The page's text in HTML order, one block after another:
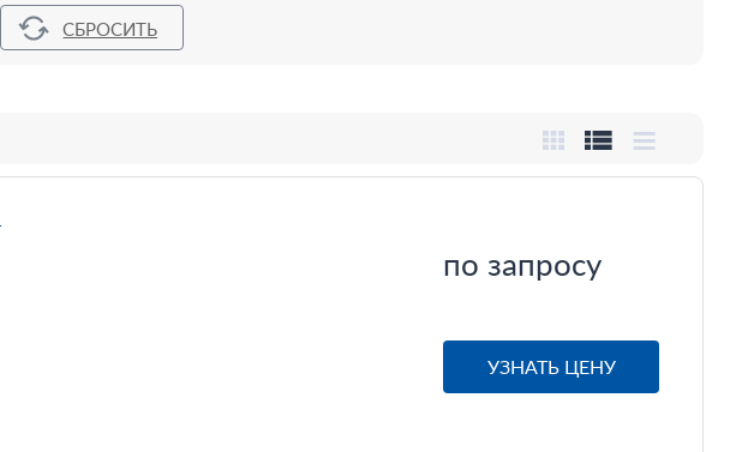
по запросу
УЗНАТЬ ЦЕНУ